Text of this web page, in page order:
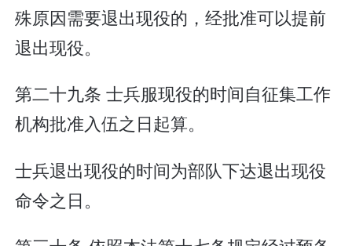
殊原因需要退出现役的，经批准可以提前
退出现役。
第二十九条 士兵服现役的时间自征集工作
机构批准入伍之日起算。
士兵退出现役的时间为部队下达退出现役
命令之日。